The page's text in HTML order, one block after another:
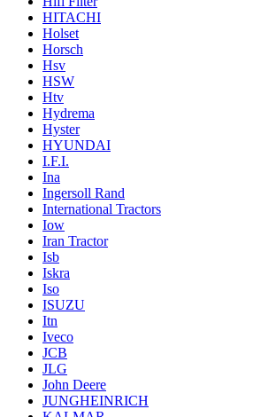
HITACHI
Holset
Horsch
Hsv
HSW
Htv
Hydrema
Hyster
HYUNDAI
I.F.I.
Ina
Ingersoll Rand
International Tractors
Iow
Iran Tractor
Isb
Iskra
Iso
ISUZU
Itn
Iveco
JCB
JLG
John Deere
JUNGHEINRICH